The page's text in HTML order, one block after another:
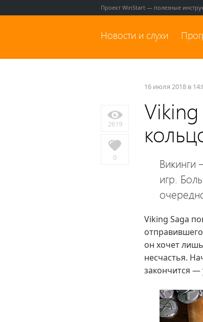
Проект WinStart — полезные
Новости и слухи
2619
0
16 июля 2018 в
Викинги
игр.
Viking Saga
он хочет
несчастья.
закончится —